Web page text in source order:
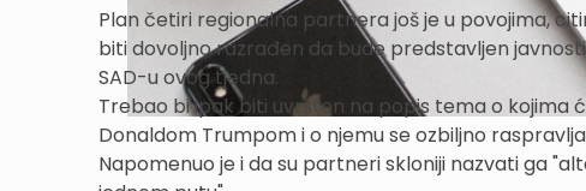
Plan četiri regionalna partnera još je u povojima,
biti dovoljno razrađen da bude predstavljen
SAD-u ovog tjedna.
Trebao bi ipak biti uvršten na popis tema o
Donaldom Trumpom i o njemu se ozbiljno
Napomenuo je i da su partneri skloniji nazvati ga